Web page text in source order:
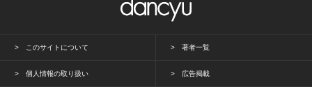
このサイトについて 著者一覧
個人情報の取り扱い 広告掲載